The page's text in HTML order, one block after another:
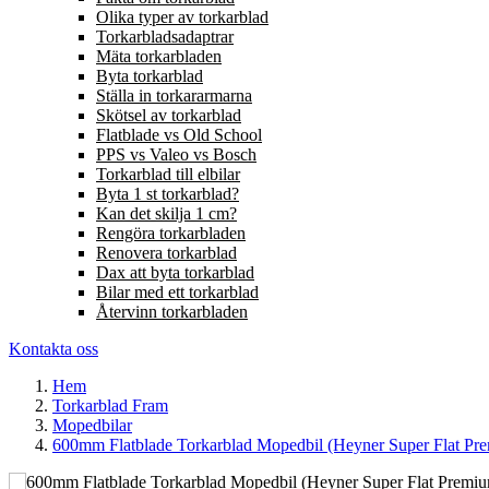
Olika typer av torkarblad
Torkarbladsadaptrar
Mäta torkarbladen
Byta torkarblad
Ställa in torkararmarna
Skötsel av torkarblad
Flatblade vs Old School
PPS vs Valeo vs Bosch
Torkarblad till elbilar
Byta 1 st torkarblad?
Kan det skilja 1 cm?
Rengöra torkarbladen
Renovera torkarblad
Dax att byta torkarblad
Bilar med ett torkarblad
Återvinn torkarbladen
Kontakta oss
Hem
Torkarblad Fram
Mopedbilar
600mm Flatblade Torkarblad Mopedbil (Heyner Super Flat